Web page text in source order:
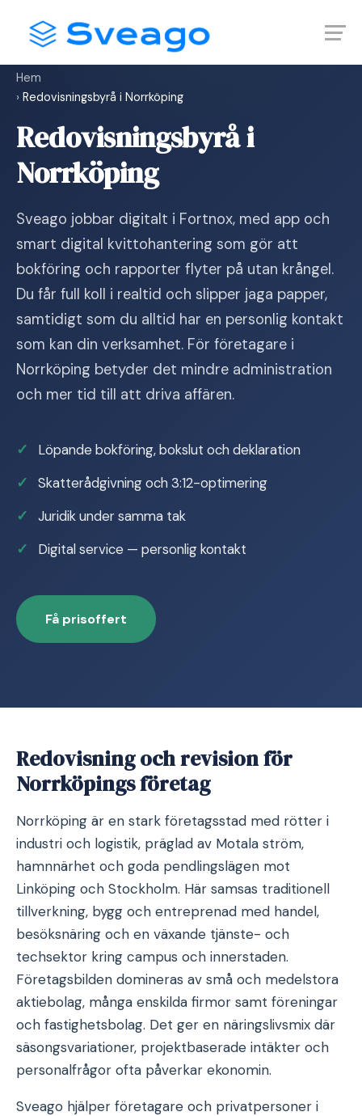
content
Hem
› Redovisningsbyrå i Norrköping
Redovisningsbyrå i
Norrköping
Sveago jobbar digitalt i Fortnox, med app och
smart digital kvittohantering som gör att
bokföring och rapporter flyter på utan krångel.
Du får full koll i realtid och slipper jaga papper,
samtidigt som du alltid har en personlig kontakt
som kan din verksamhet. För företagare i
Norrköping betyder det mindre administration
och mer tid till att driva affären.
Löpande bokföring, bokslut och deklaration
Skatterådgivning och 3:12-optimering
Juridik under samma tak
Digital service — personlig kontakt
Få prisoffert
Redovisning och revision för
Norrköpings företag
Norrköping är en stark företagsstad med rötter i
industri och logistik, präglad av Motala ström,
hamnnärhet och goda pendlingslägen mot
Linköping och Stockholm. Här samsas traditionell
tillverkning, bygg och entreprenad med handel,
besöksnäring och en växande tjänste- och
techsektor kring campus och innerstaden.
Företagsbilden domineras av små och medelstora
aktiebolag, många enskilda firmor samt föreningar
och fastighetsbolag. Det ger en näringslivsmix där
säsongsvariationer, projektbaserade intäkter och
personalfrågor ofta påverkar ekonomin.
Sveago hjälper företagare och privatpersoner i